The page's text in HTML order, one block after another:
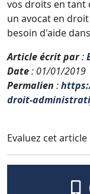
vos droits en tant
un avocat en
besoin d'aide
Article écrit par:
Date: 01/01/2019
Permalien :
droit-
Evaluez cet article